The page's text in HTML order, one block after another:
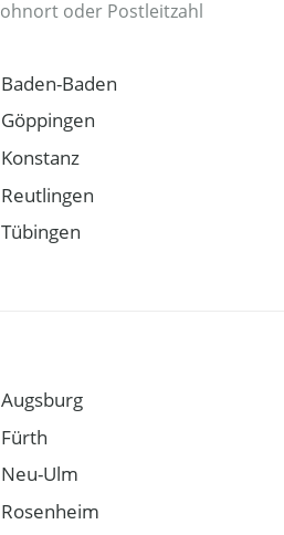
Baden-Baden
Göppingen
Konstanz
Reutlingen
Tübingen
Augsburg
Fürth
Neu-Ulm
Rosenheim